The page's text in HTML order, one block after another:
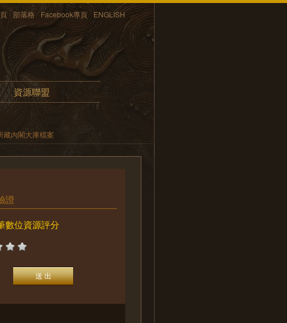
部落格 Facebook專頁 ENGLISH
資源聯盟
藏內閣大庫檔案
證
數位資源評分